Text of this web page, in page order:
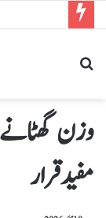
وزن گھٹانے
مفیدقرار